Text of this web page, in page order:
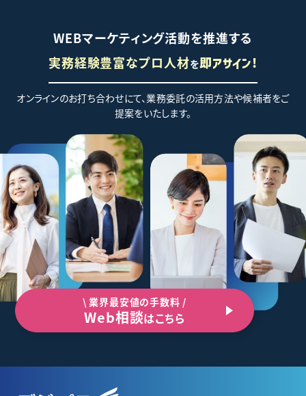
WEBマーケティング活動を推進する
実務経験豊富なプロ人材を即アサイン!
オンラインのお打ち合わせにて、業務委託の活用方法や候補者をご
提案をいたします。
\ 業界最安値の手数料 /
Web相談はこちら